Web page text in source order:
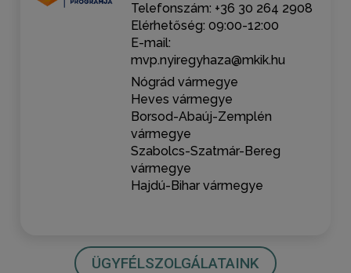
Telefonszám: +36 30 264 2908
Elérhetőség: 09:00-12:00
E-mail:
mvp.nyiregyhaza@mkik.hu
Nógrád vármegye
Heves vármegye
Borsod-Abaúj-Zemplén
vármegye
Szabolcs-Szatmár-Bereg
vármegye
Hajdú-Bihar vármegye
ÜGYFÉLSZOLGÁLATAINK